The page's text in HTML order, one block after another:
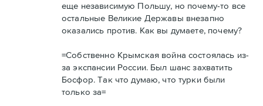
еще независимую Польшу, но почему-то все
остальные Великие Державы внезапно
оказались против. Как вы думаете, почему?
=Собственно Крымская война состоялась из-
за экспансии России. Был шанс захватить
Босфор. Так что думаю, что турки были
только за=